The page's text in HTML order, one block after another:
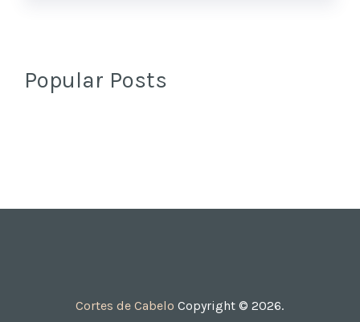
Popular Posts
Cortes de Cabelo Copyright © 2026.